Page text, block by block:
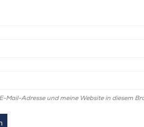
Mail-Adresse und meine Website in diesem